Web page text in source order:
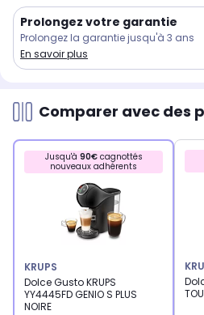
Prolongez votre garantie
Prolongez la garantie jusqu'à 3 ans
En savoir plus
Comparer avec des
Jusqu'à 90€cagnottés
nouveaux adhérents
KRUPS
Dolce Gusto KRUPS
YY4445FD GENIO S PLUS
NOIRE